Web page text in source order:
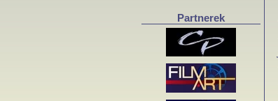
Partnerek